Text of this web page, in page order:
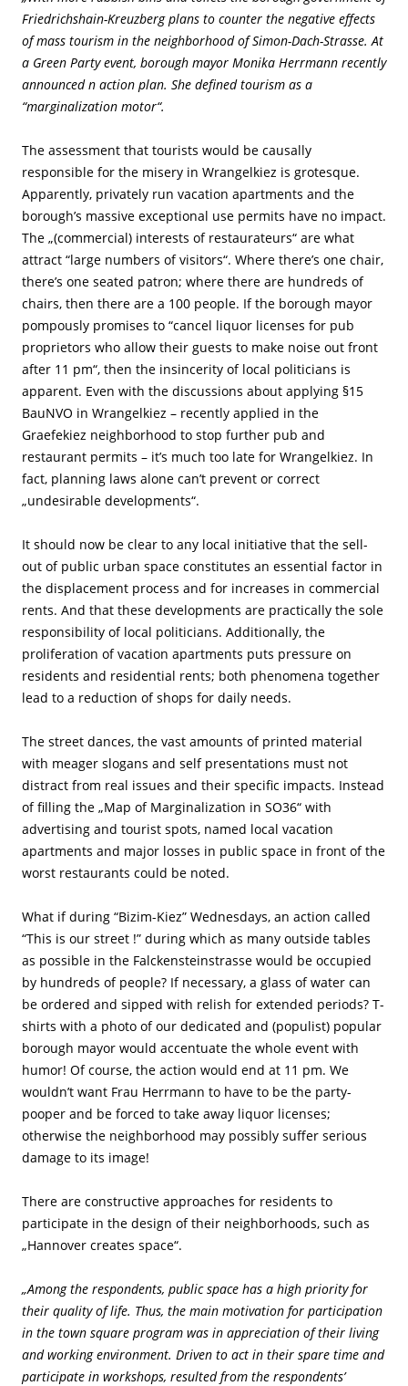
Friedrichshain-Kreuzberg plans to counter the negative effects
of mass tourism in the neighborhood of Simon-Dach-Strasse. At
a Green Party event, borough mayor Monika Herrmann recently
announced n action plan. She defined tourism as a
“marginalization motor“.
The assessment that tourists would be causally
responsible for the misery in Wrangelkiez is grotesque.
Apparently, privately run vacation apartments and the
borough’s massive exceptional use permits have no impact.
The „(commercial) interests of restaurateurs“ are what
attract “large numbers of visitors“. Where there’s one chair,
there’s one seated patron; where there are hundreds of
chairs, then there are a 100 people. If the borough mayor
pompously promises to “cancel liquor licenses for pub
proprietors who allow their guests to make noise out front
after 11 pm“, then the insincerity of local politicians is
apparent. Even with the discussions about applying §15
BauNVO in Wrangelkiez – recently applied in the
Graefekiez neighborhood to stop further pub and
restaurant permits – it’s much too late for Wrangelkiez. In
fact, planning laws alone can’t prevent or correct
„undesirable developments“.
It should now be clear to any local initiative that the sell-
out of public urban space constitutes an essential factor in
the displacement process and for increases in commercial
rents. And that these developments are practically the sole
responsibility of local politicians. Additionally, the
proliferation of vacation apartments puts pressure on
residents and residential rents; both phenomena together
lead to a reduction of shops for daily needs.
The street dances, the vast amounts of printed material
with meager slogans and self presentations must not
distract from real issues and their specific impacts. Instead
of filling the „Map of Marginalization in SO36“ with
advertising and tourist spots, named local vacation
apartments and major losses in public space in front of the
worst restaurants could be noted.
What if during “Bizim-Kiez” Wednesdays, an action called
“This is our street !” during which as many outside tables
as possible in the Falckensteinstrasse would be occupied
by hundreds of people? If necessary, a glass of water can
be ordered and sipped with relish for extended periods? T-
shirts with a photo of our dedicated and (populist) popular
borough mayor would accentuate the whole event with
humor! Of course, the action would end at 11 pm. We
wouldn’t want Frau Herrmann to have to be the party-
pooper and be forced to take away liquor licenses;
otherwise the neighborhood may possibly suffer serious
damage to its image!
There are constructive approaches for residents to
participate in the design of their neighborhoods, such as
„Hannover creates space“.
„Among the respondents, public space has a high priority for
their quality of life. Thus, the main motivation for participation
in the town square program was in appreciation of their living
and working environment. Driven to act in their spare time and
participate in workshops, resulted from the respondents’